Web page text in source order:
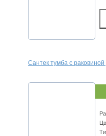
Сантек тумба с